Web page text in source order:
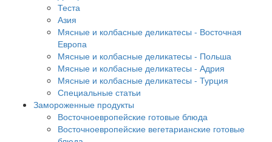
Теста
Азия
Мясные и колбасные деликатесы - Восточная
Европа
Мясные и колбасные деликатесы - Польша
Мясные и колбасные деликатесы - Адрия
Мясные и колбасные деликатесы - Турция
Специальные статьи
Замороженные продукты
Восточноевропейские готовые блюда
Восточноевропейские вегетарианские готовые